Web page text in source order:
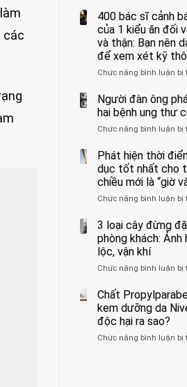
các
400 bác sĩ cảnh
của 1 kiểu ăn đối
và thận: Bạn nên
để xem xét kỹ
Chức năng bình luận bị
Người đàn ông
hai bệnh ung thư
Chức năng bình luận bị
Phát hiện thời
dục tốt nhất cho
chiều mới là “giờ
Chức năng bình luận bị
3 loại cây đừng
phòng khách:
lộc, vận khí
Chức năng bình luận bị
Chất
kem dưỡng da
độc hại ra sao?
Chức năng bình luận bị